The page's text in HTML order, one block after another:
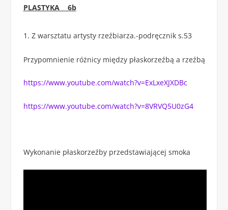
PLASTYKA 6b
Z warsztatu artysty rzeźbiarza.-podręcznik s.53
Przypomnienie różnicy między płaskorzeźbą a rzeźbą
https://www.youtube.com/watch?v=ExLxeXJXDBc
https://www.youtube.com/watch?v=8VRVQ5U0zG4
Wykonanie płaskorzeźby przedstawiającej smoka